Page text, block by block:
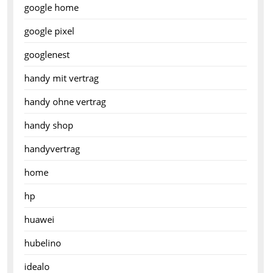
google home
google pixel
googlenest
handy mit vertrag
handy ohne vertrag
handy shop
handyvertrag
home
hp
huawei
hubelino
idealo